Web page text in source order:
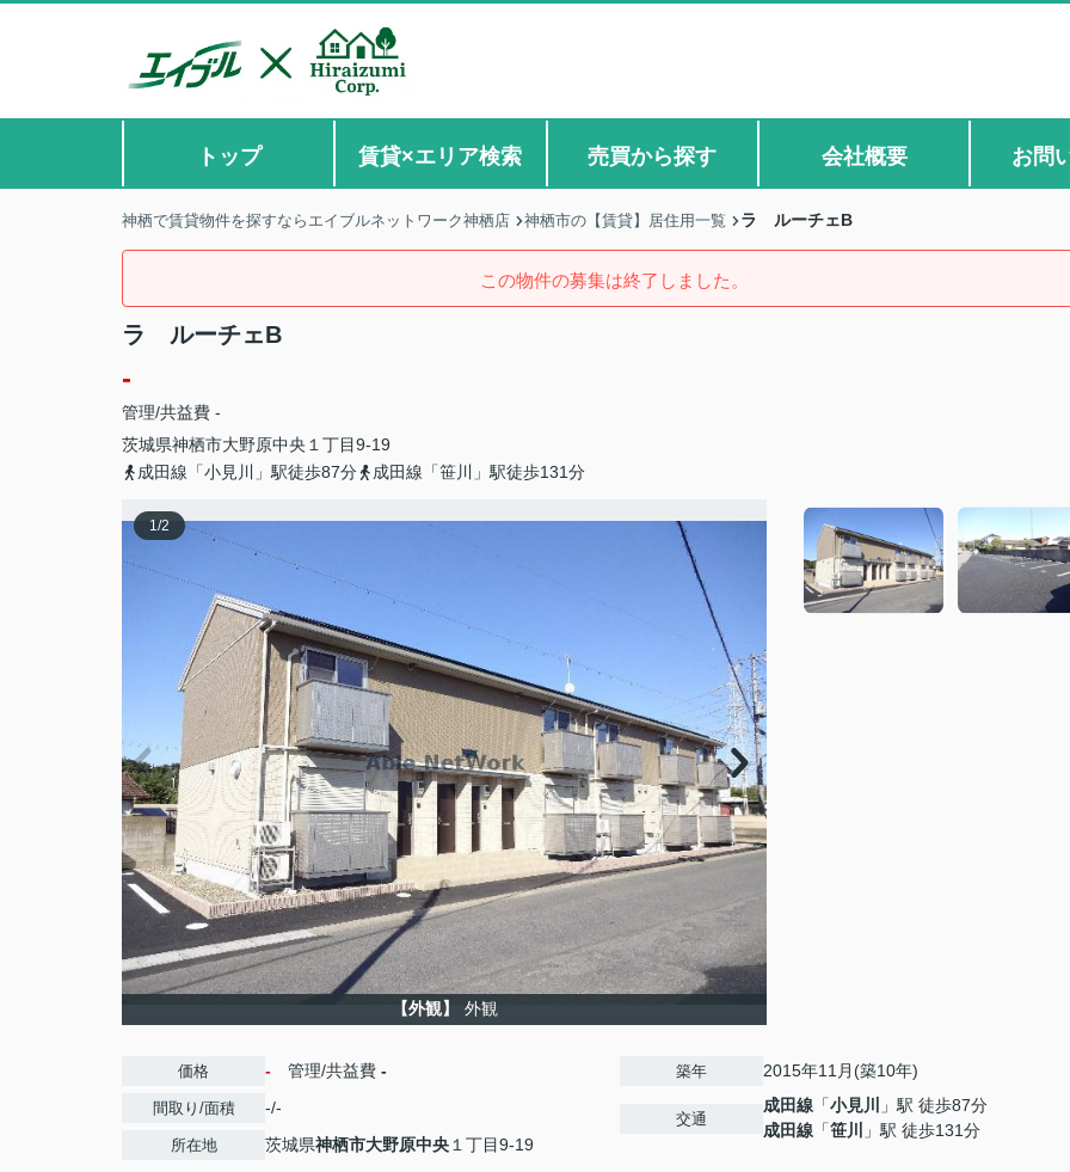
トップ 賃貸×エリア検索 売買から探す 会社概要 お問
神栖で賃貸物件を探すならエイブルネットワーク神栖店 神栖市の【賃貸】居住用一覧 ラ ルーチェB
この物件の募集は終了しました。
ラ ルーチェB
-
管理/共益費 -
茨城県神栖市大野原中央 １丁目9-19
成田線「小見川」駅徒歩87分
成田線「笹川」駅徒歩131分
1/2
【外観】 外観
価格 - 管理/共益費 -
間取り/面積 -/-
所在地 茨城県神栖市大野原中央 １丁目9-19
築年 2015年11月(築10年)
交通
成田線 「小見川
」駅 徒歩87分
成田線 「笹川 」駅 徒歩131分